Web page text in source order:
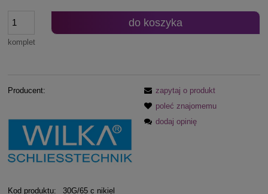
komplet
do koszyka
Producent:
Kod produktu: 30G/65 c nikiel
zapytaj o produkt
poleć znajomemu
dodaj opinię